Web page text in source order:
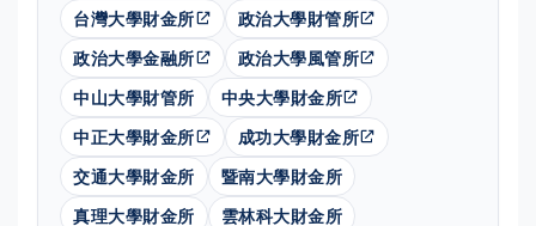
台灣大學財金所
政治大學財管所
政治大學金融所
政治大學風管所
中山大學財管所
中央大學財金所
中正大學財金所
成功大學財金所
交通大學財金所
暨南大學財金所
真理大學財金所
雲林科大財金所